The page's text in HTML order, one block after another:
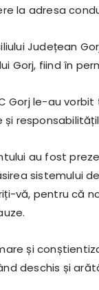
la adresa
Județean
Gorj, fiind în
Gorj le-au
și
au fost
sistemului
vă, pentru că
și
deschis și